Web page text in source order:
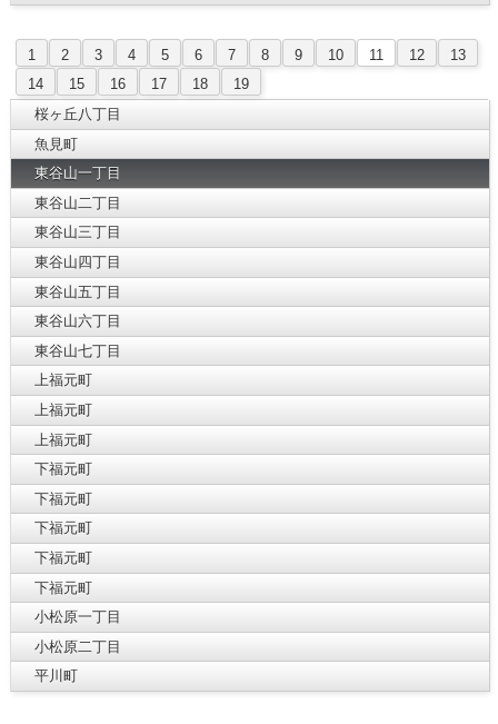
1 2 3 4 5 6 7 8 9 10 11 12
13
14
15 16 17 18
19
桜ヶ丘八丁目
魚見町
東谷山一丁目
東谷山二丁目
東谷山三丁目
東谷山四丁目
東谷山五丁目
東谷山六丁目
東谷山七丁目
上福元町
上福元町
上福元町
下福元町
下福元町
下福元町
下福元町
下福元町
小松原一丁目
小松原二丁目
平川町